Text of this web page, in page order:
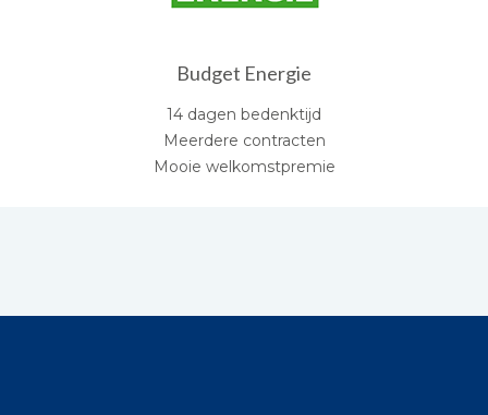
Budget Energie
14 dagen bedenktijd
Meerdere contracten
Mooie welkomstpremie